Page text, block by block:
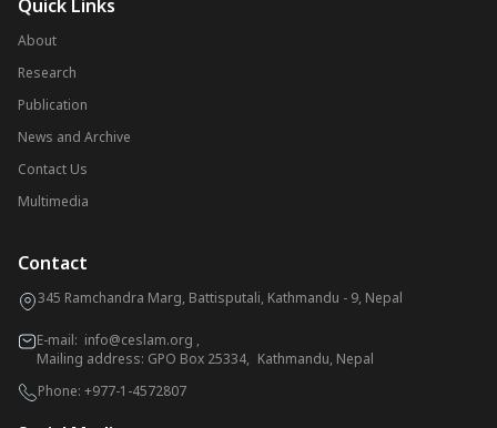
Quick Links
About
Research
Publication
News and Archive
Contact Us
Multimedia
Contact
345 Ramchandra Marg, Battisputali, Kathmandu - 9, Nepal
E-mail: info@ceslam.org ,
Mailing address: GPO Box 25334, Kathmandu, Nepal
Phone: +977-1-4572807